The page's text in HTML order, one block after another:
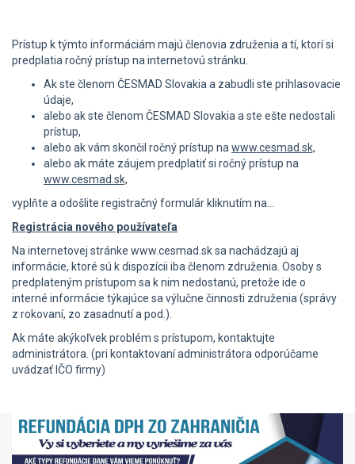
Prístup k týmto informáciám majú členovia združenia a tí, ktorí si
predplatia ročný prístup na internetovú stránku.
Ak ste členom ČESMAD Slovakia a zabudli ste prihlasovacie
údaje,
alebo ak ste členom ČESMAD Slovakia a ste ešte nedostali
prístup,
alebo ak vám skončil ročný prístup na www.cesmad.sk,
alebo ak máte záujem predplatiť si ročný prístup na
www.cesmad.sk,
vyplňte a odošlite registračný formulár kliknutím na...
Registrácia nového používateľa
Na internetovej stránke www.cesmad.sk sa nachádzajú aj
informácie, ktoré sú k dispozícii iba členom združenia. Osoby s
predplateným prístupom sa k nim nedostanú, pretože ide o
interné informácie týkajúce sa výlučne činnosti združenia (správy
z rokovaní, zo zasadnutí a pod.).
Ak máte akýkoľvek problém s prístupom, kontaktujte
administrátora. (pri kontaktovaní administrátora odporúčame
uvádzať IČO firmy)